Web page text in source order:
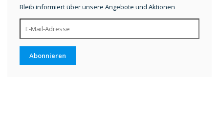
Bleib informiert über unsere Angebote und Aktionen
Abonnieren